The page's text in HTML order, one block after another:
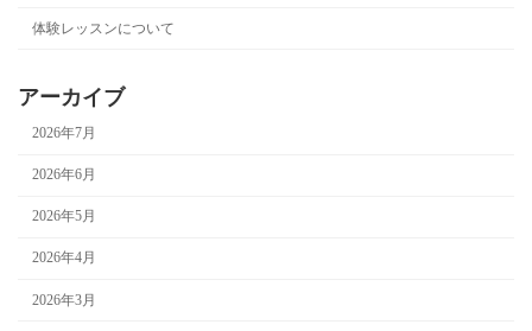
体験レッスンについて
アーカイブ
2026年7月
2026年6月
2026年5月
2026年4月
2026年3月